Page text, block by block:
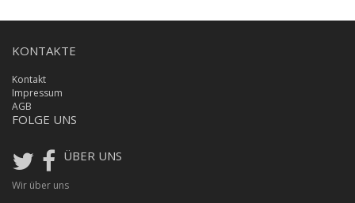
KONTAKTE
Kontakt
Impressum
AGB
FOLGE UNS
ÜBER UNS
Wir über uns